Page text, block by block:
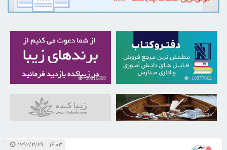
16877062
30816809
31040834
۱۶:۰۳ ۱۳۹۲/۳/۲۹